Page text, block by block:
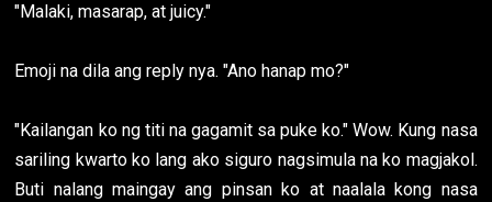
"Malaki, masarap, at juicy."
Emoji na dila ang reply nya. "Ano hanap mo?"
"Kailangan ko ng titi na gagamit sa puke ko." Wow. Kung nasa
sariling kwarto ko lang ako siguro nagsimula na ko magjakol.
Buti nalang maingay ang pinsan ko at naalala kong nasa